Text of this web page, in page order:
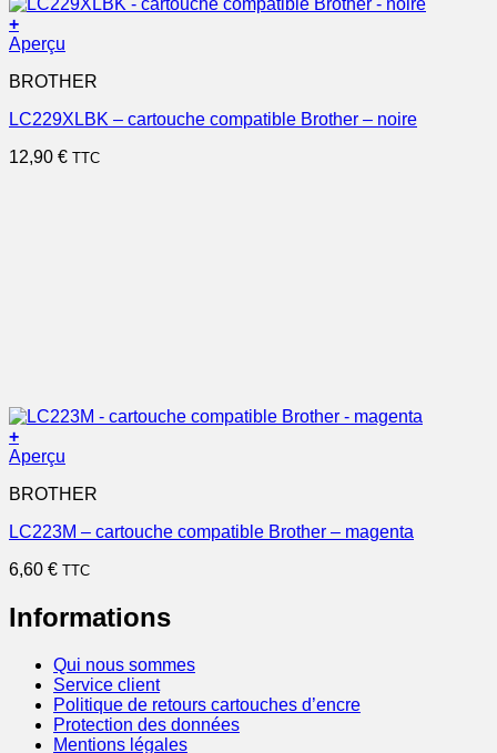
+
Aperçu
BROTHER
LC229XLBK – cartouche compatible Brother – noire
12,90 € TTC
+
Aperçu
BROTHER
LC223M – cartouche compatible Brother – magenta
6,60 € TTC
Informations
Qui nous sommes
Service client
Politique de retours cartouches d’encre
Protection des données
Mentions légales